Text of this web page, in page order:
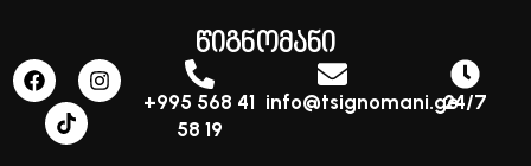
წიგნომანი
+995 568 41
58 19
info@tsignomani.ge24/7